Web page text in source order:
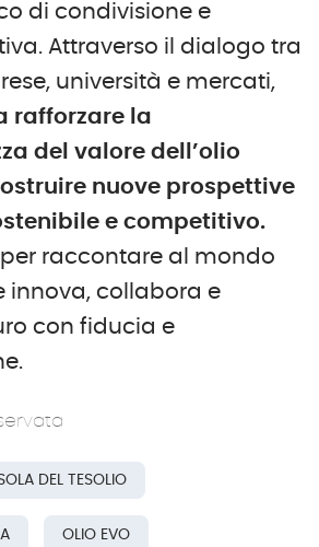
di condivisione e
Attraverso il dialogo tra
università e mercati,
rafforzare la
del valore dell’olio
nuove prospettive
e competitivo.
per raccontare al mondo
innova, collabora e
con fiducia e
DEL TESOLIO
OLIO EVO